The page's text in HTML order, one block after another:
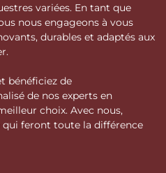
variées. En tant que
nous engageons à vous
durables et adaptés aux
bénéficiez de
de nos experts en
choix. Avec nous,
feront toute la différence